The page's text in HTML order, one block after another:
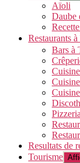
Aïoli
Daube
Restaurants
Bars à
Resultats de
Tourisme